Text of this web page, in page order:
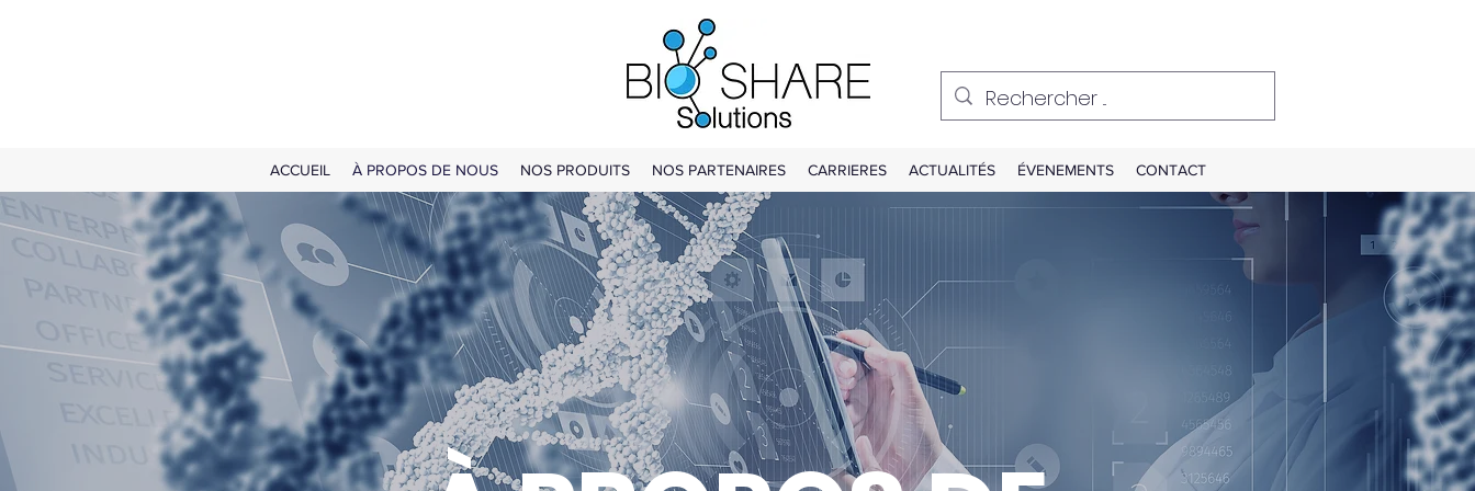
ACCUEIL À PROPOS DE NOUS NOS PRODUITS NOS PARTENAIRES CARRIERES ACTUALITÉS ÉVENEMENTS CONTACT